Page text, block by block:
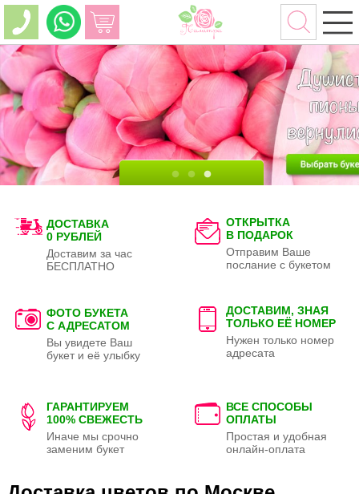
ДОСТАВКА
0 РУБЛЕЙ
Доставим за час
БЕСПЛАТНО
ОТКРЫТКА
В ПОДАРОК
Отправим Ваше
послание с букетом
ФОТО БУКЕТА
С АДРЕСАТОМ
Вы увидете Ваш
букет и её улыбку
ДОСТАВИМ, ЗНАЯ
ТОЛЬКО ЕЁ НОМЕР
Нужен только номер
адресата
ГАРАНТИРУЕМ
100% СВЕЖЕСТЬ
Иначе мы срочно
заменим букет
ВСЕ СПОСОБЫ
ОПЛАТЫ
Простая и удобная
онлайн-оплата